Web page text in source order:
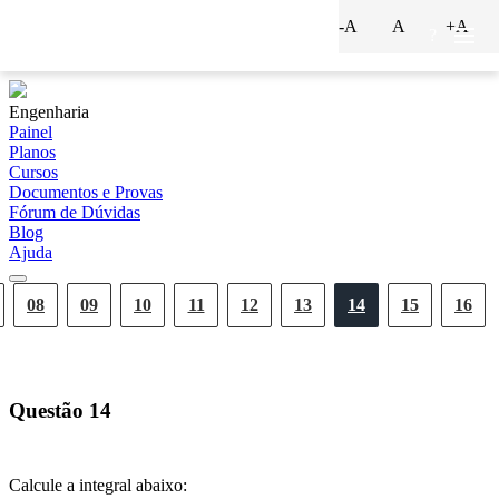
Engenharia
Painel
Planos
Cursos
Documentos e Provas
Fórum de Dúvidas
Blog
Ajuda
08 09 10 11 12 13 14 15 16
-A A +A
Questão 14
Calcule a integral abaixo: